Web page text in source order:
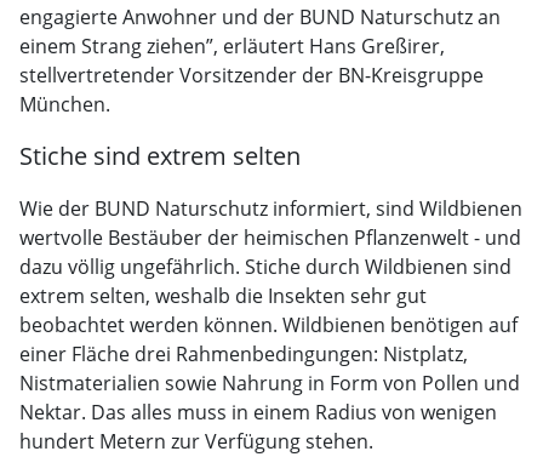
engagierte Anwohner und der BUND Naturschutz an
einem Strang ziehen”, erläutert Hans Greßirer,
stellvertretender Vorsitzender der BN-Kreisgruppe
München.
Stiche sind extrem selten
Wie der BUND Naturschutz informiert, sind Wildbienen
wertvolle Bestäuber der heimischen Pflanzenwelt - und
dazu völlig ungefährlich. Stiche durch Wildbienen sind
extrem selten, weshalb die Insekten sehr gut
beobachtet werden können. Wildbienen benötigen auf
einer Fläche drei Rahmenbedingungen: Nistplatz,
Nistmaterialien sowie Nahrung in Form von Pollen und
Nektar. Das alles muss in einem Radius von wenigen
hundert Metern zur Verfügung stehen.